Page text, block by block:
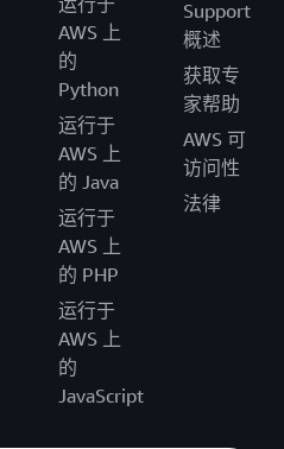
AWS 上
的
Python
运行于
AWS 上
的 Java
运行于
AWS 上
的 PHP
运行于
AWS 上
的
JavaScript
Support
概述
获取专
家帮助
AWS 可
访问性
法律